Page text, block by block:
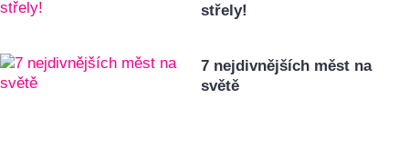
střely!
7 nejdivnějších měst na
světě